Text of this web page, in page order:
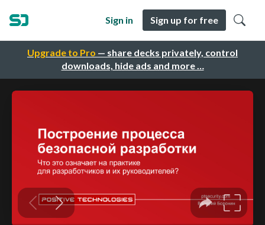
Upgrade to Pro — share decks privately, control
downloads, hide ads and more …
Sign in Sign up for free